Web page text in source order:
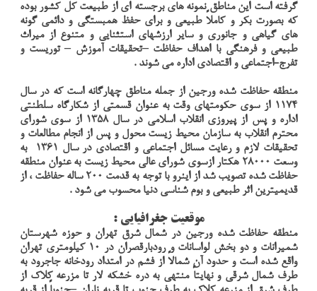
گرفته است اين مناطق نمونه هاي برجسته اي از طبيعت كل كشور بوده
كه بصورت بكر و كاملاً طبيعي و براي حفظ همبستگي و دائمي گونه
هاي گياهي و جانوري و ساير ارزشهاي استثنايي و متنوع از ميراث
طبيعي و فرهنگي با اهداف حفاظت –تحقيقات آموزش – توريست و
تفرج-اجتماعي و اقتصادي اداره مي شوند .
منطقه حفاظت شده ورجين از جمله مناطق چهارگانه است كه در سال
1174 از سوي حكومتهاي وقت به عنوان قسمتي از شكارگاه سلطنتي
اداره و پس از پيروزي انقلاب اسلامي در سال 1358 از سوي شوراي
محترم انقلاب به سازمان محيط زيست محول و پس از انجام مطالعات و
تحقيقات لازم و رعايت مسائل اجتماعي و اقتصادي در سال 1361 به
وسعت 28000 هكتار ازسوي شوراي عالي محيط زيست به عنوان منطقه
حفاظت شده تصويب شد از اينرو با توجه به قدمت 200 ساله حفاظت ، از
قديميترين اثر طبيعي و بوم شناسي دنيا محسوب مي شود .
موقعيت جغرافيايي :
منطقه حفاظت شده ورجين در شمال شرق تهران و حوزه شهرستان
شميرانات و دو بخش لواسانات و رودبارقصران در 10 كيلومتري تهران
واقع شده است و حدود آن شمالاً از فشم در امتداد رودخانه جاجرود به
طرف شمال شرقي و نهايتاً منتهي به دره خشكه لار تا مزرعه كلاك از